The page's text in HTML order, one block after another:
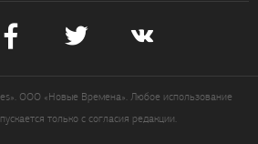
ООО «Новые Времена». Любое использование
только с согласия редакции.